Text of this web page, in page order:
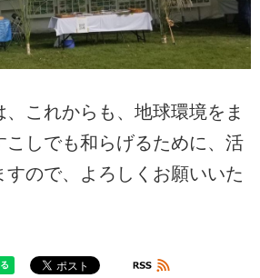
これからも、地球環境をま
こしでも和らげるために、活
ので、よろしくお願いいた